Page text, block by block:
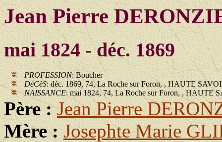
Jean Pierre
mai 1824 - déc. 1869
PROFESSION: Boucher
DéCèS: déc. 1869, 74, La Roche sur Foron, , HAUTE
NAISSANCE: mai 1824, 74, La Roche sur Foron, , HAUTE
Père :Jean Pierre
Mère :Josephte Marie